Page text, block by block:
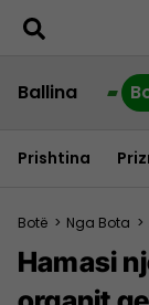
Ballina
Prishtina
Botë > Nga Bota >
Hamasi